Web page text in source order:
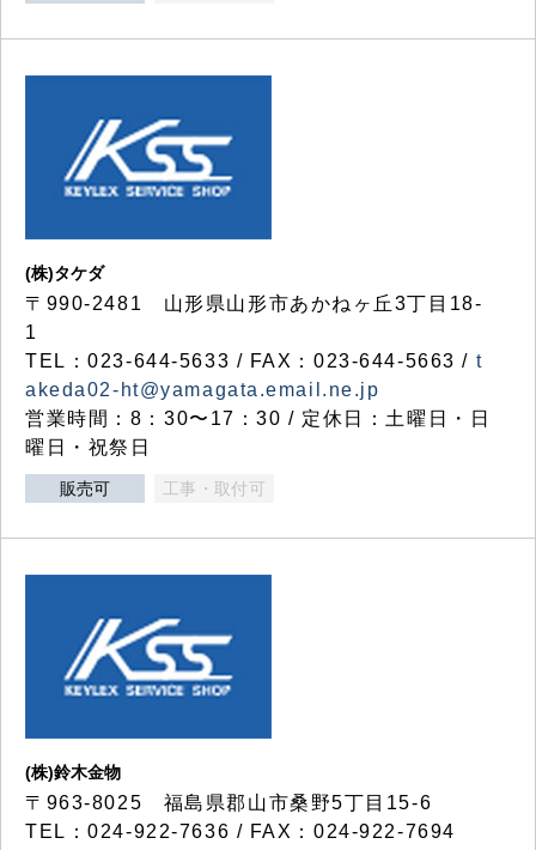
(株)タケダ
〒990-2481 山形県山形市あかねヶ丘3丁目18-
1
TEL：023-644-5633 / FAX：023-644-5663 / t
akeda02-ht@yamagata.email.ne.jp
営業時間：8：30〜17：30 / 定休日：土曜日・日
曜日・祝祭日
販売可 工事・取付可
(株)鈴木金物
〒963-8025 福島県郡山市桑野5丁目15-6
TEL：024-922-7636 / FAX：024-922-7694